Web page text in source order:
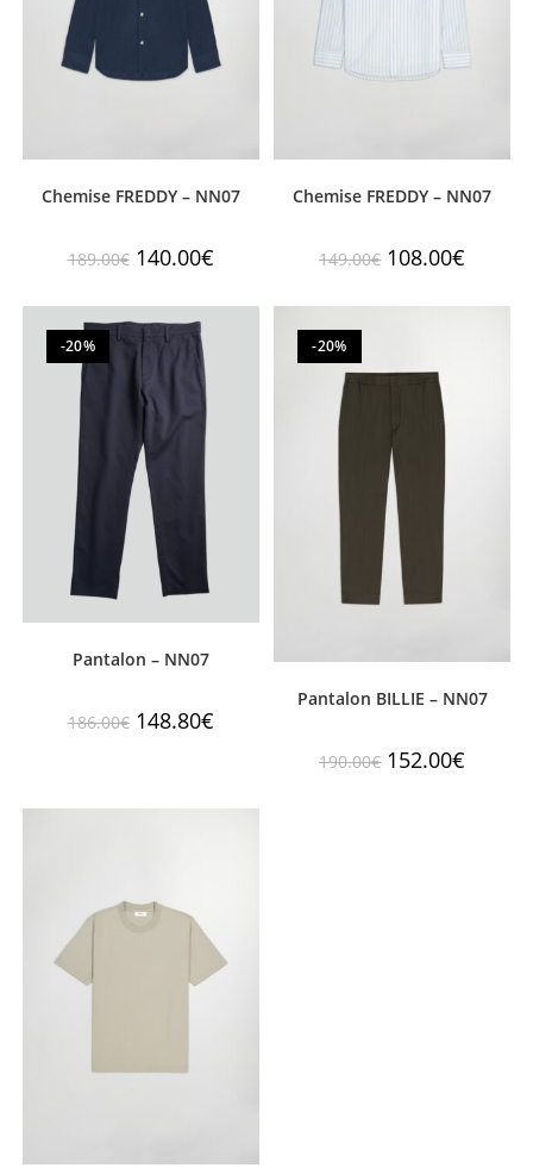
Chemise FREDDY – NN07
189.00€ 140.00€
Chemise FREDDY – NN07
149.00€ 108.00€
-20%
Pantalon – NN07
186.00€ 148.80€
-20%
Pantalon BILLIE – NN07
190.00€ 152.00€